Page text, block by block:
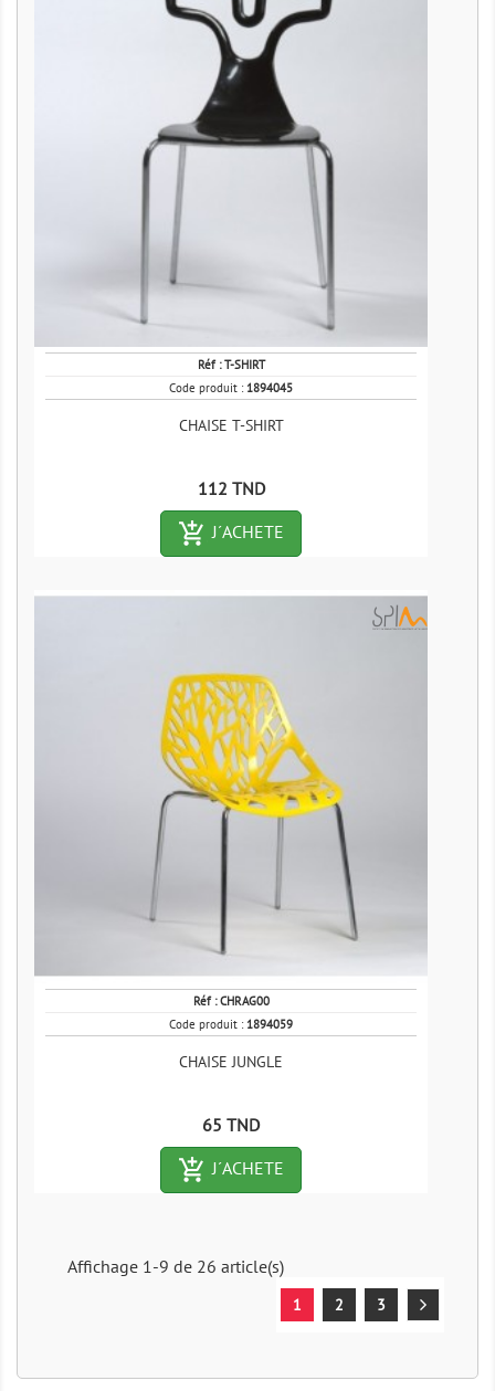
Réf :T-SHIRT
Code produit : 1894045
CHAISE T-SHIRT
Prix
112 TND
add_shopping_cart-outlined
J´ACHETE
Réf :CHRAG00
Code produit : 1894059
CHAISE JUNGLE
Prix
65 TND
add_shopping_cart-outlined
J´ACHETE
Affichage 1-9 de 26 article(s)
1 2 3